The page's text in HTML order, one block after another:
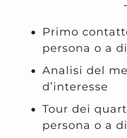
Primo
persona o a
Analisi del
d’interesse
Tour dei
persona o a